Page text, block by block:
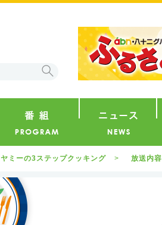
ヤミーの3ステップクッキング 放送内容